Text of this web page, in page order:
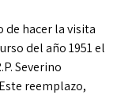
hacer la visita
del año 1951 el
Severino
reemplazo,